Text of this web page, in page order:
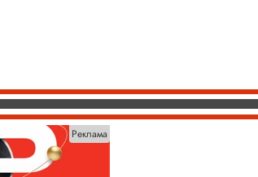
Реклама